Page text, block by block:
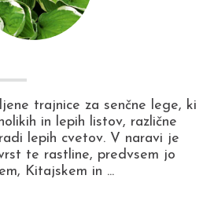
trajnice za senčne lege, ki
in lepih listov, različne
lepih cvetov. V naravi je
te rastline, predvsem jo
Kitajskem in ...